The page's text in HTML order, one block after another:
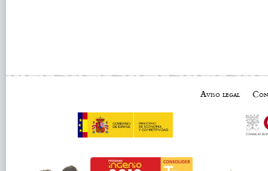
Aviso legal